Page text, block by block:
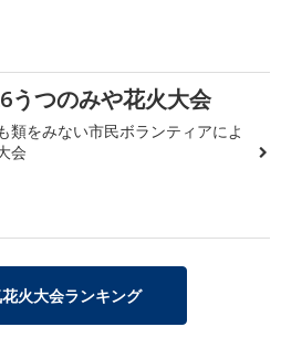
うつのみや花火大会
類をみない市民ボランティアによ
会
火大会ランキング